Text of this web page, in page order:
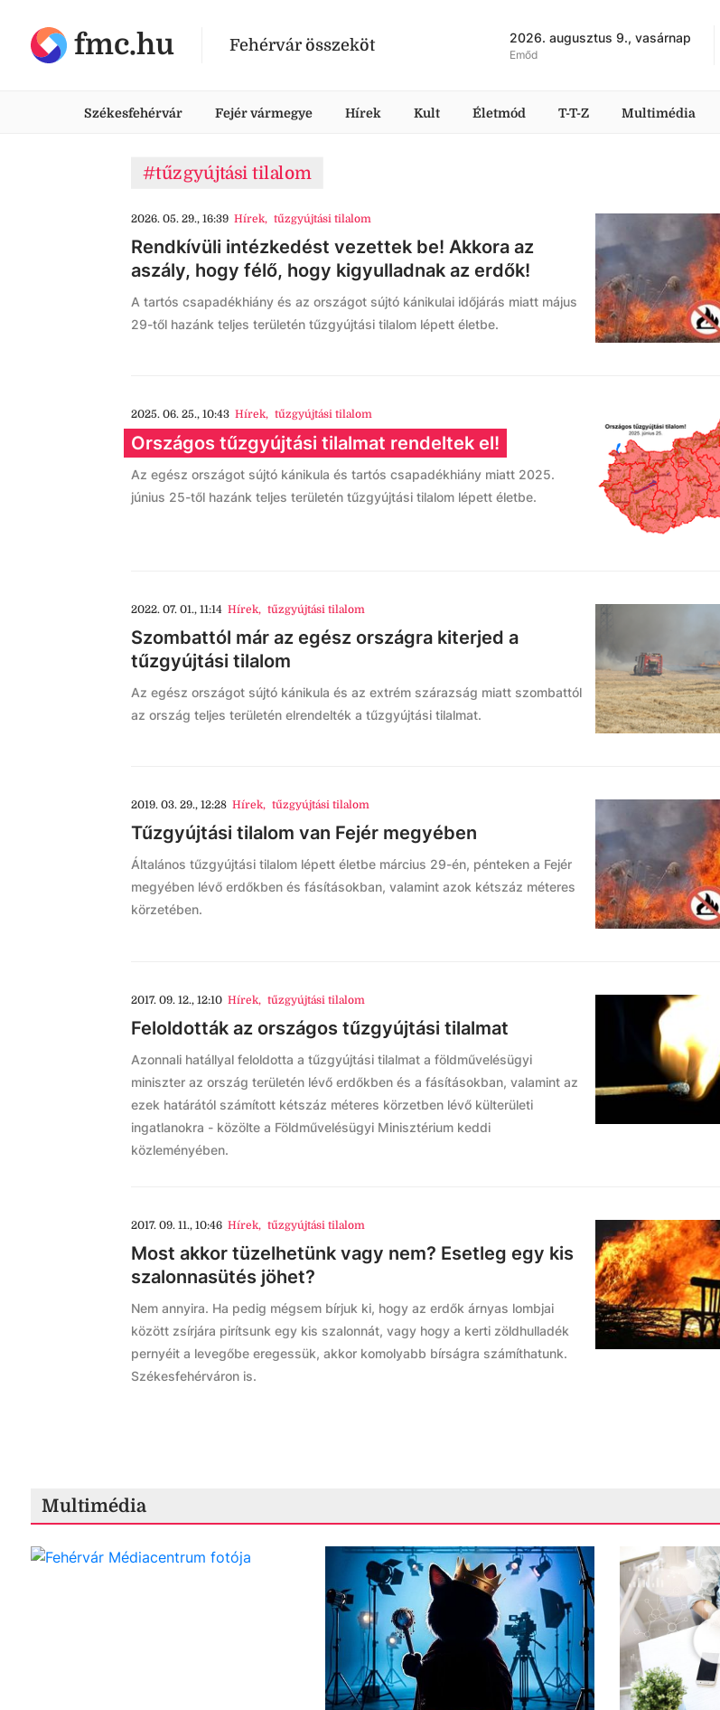
fmc.hu Fehérvár összeköt 2026. augusztus 9., vasárnap
Emőd
Székesfehérvár Fejér vármegye Hírek Kult Életmód T-T-Z Multimédia
#tűzgyújtási tilalom
2026. 05. 29., 16:39 Hírek, tűzgyújtási tilalom
Rendkívüli intézkedést vezettek be! Akkora az
aszály, hogy félő, hogy kigyulladnak az erdők!
A tartós csapadékhiány és az országot sújtó kánikulai időjárás miatt május
29-től hazánk teljes területén tűzgyújtási tilalom lépett életbe.
2025. 06. 25., 10:43 Hírek, tűzgyújtási tilalom
Országos tűzgyújtási tilalmat rendeltek el!
Az egész országot sújtó kánikula és tartós csapadékhiány miatt 2025.
június 25-től hazánk teljes területén tűzgyújtási tilalom lépett életbe.
2022. 07. 01., 11:14 Hírek, tűzgyújtási tilalom
Szombattól már az egész országra kiterjed a
tűzgyújtási tilalom
Az egész országot sújtó kánikula és az extrém szárazság miatt szombattól
az ország teljes területén elrendelték a tűzgyújtási tilalmat.
2019. 03. 29., 12:28 Hírek, tűzgyújtási tilalom
Tűzgyújtási tilalom van Fejér megyében
Általános tűzgyújtási tilalom lépett életbe március 29-én, pénteken a Fejér
megyében lévő erdőkben és fásításokban, valamint azok kétszáz méteres
körzetében.
2017. 09. 12., 12:10 Hírek, tűzgyújtási tilalom
Feloldották az országos tűzgyújtási tilalmat
Azonnali hatállyal feloldotta a tűzgyújtási tilalmat a földművelésügyi
miniszter az ország területén lévő erdőkben és a fásításokban, valamint az
ezek határától számított kétszáz méteres körzetben lévő külterületi
ingatlanokra - közölte a Földművelésügyi Minisztérium keddi
közleményében.
2017. 09. 11., 10:46 Hírek, tűzgyújtási tilalom
Most akkor tüzelhetünk vagy nem? Esetleg egy kis
szalonnasütés jöhet?
Nem annyira. Ha pedig mégsem bírjuk ki, hogy az erdők árnyas lombjai
között zsírjára pirítsunk egy kis szalonnát, vagy hogy a kerti zöldhulladék
pernyéit a levegőbe eregessük, akkor komolyabb bírságra számíthatunk.
Székesfehérváron is.
Multimédia